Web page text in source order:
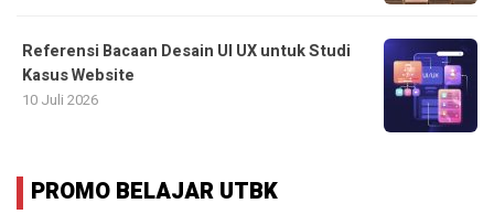
Referensi Bacaan Desain UI UX untuk Studi
Kasus Website
10 Juli 2026
PROMO BELAJAR UTBK